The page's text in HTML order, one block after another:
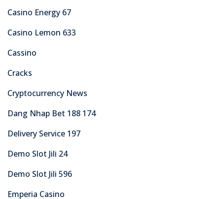
Casino Energy 67
Casino Lemon 633
Cassino
Cracks
Cryptocurrency News
Dang Nhap Bet 188 174
Delivery Service 197
Demo Slot Jili 24
Demo Slot Jili 596
Emperia Casino